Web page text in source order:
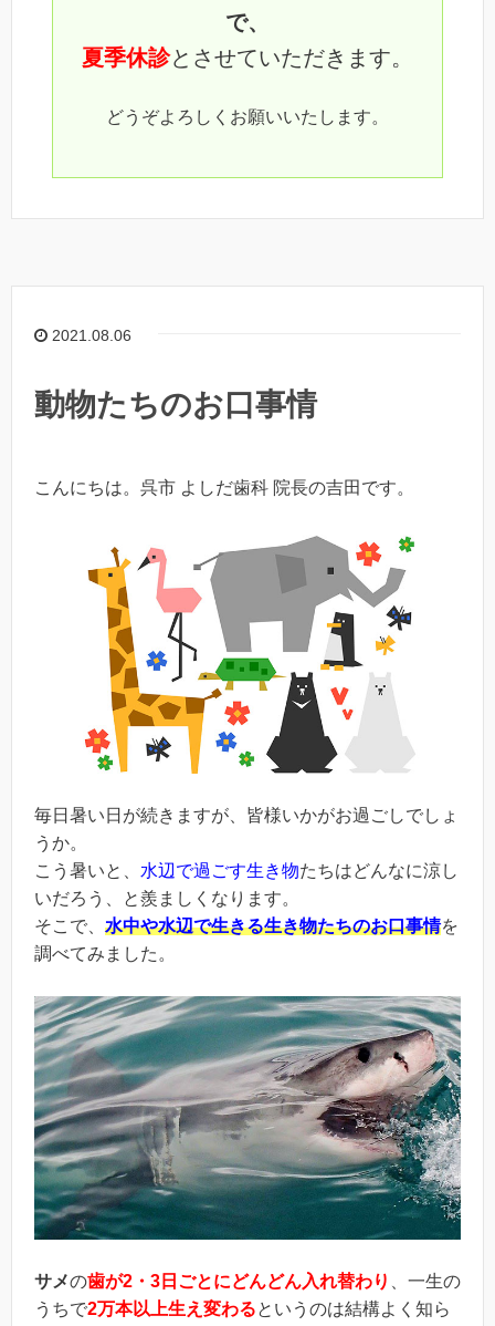
で、
夏季休診とさせていただきます。
どうぞよろしくお願いいたします。
2021.08.06
動物たちのお口事情
こんにちは。呉市 よしだ歯科 院長の吉田です。
毎日暑い日が続きますが、皆様いかがお過ごしでしょ
うか。
こう暑いと、 水辺で過ごす生き物たちはどんなに涼し
いだろう、と羨ましくなります。
そこで、 水中や水辺で生きる生き物たちのお口事情を
調べてみました。
サメの歯が2 ・3 日ごとにどんどん入れ替わり
、一生の
うちで2万本以上生え変わるというのは結構よく知ら